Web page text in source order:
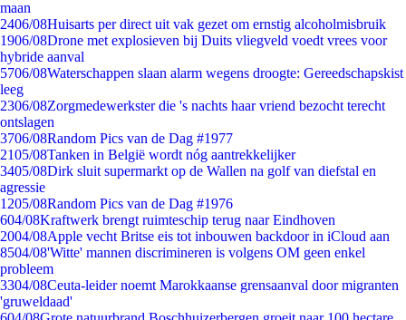
maan
2406/08Huisarts per direct uit vak gezet om ernstig alcoholmisbruik
1906/08Drone met explosieven bij Duits vliegveld voedt vrees voor
hybride aanval
5706/08Waterschappen slaan alarm wegens droogte: Gereedschapskist
leeg
2306/08Zorgmedewerkster die 's nachts haar vriend bezocht terecht
ontslagen
3706/08Random Pics van de Dag #1977
2105/08Tanken in België wordt nóg aantrekkelijker
3405/08Dirk sluit supermarkt op de Wallen na golf van diefstal en
agressie
1205/08Random Pics van de Dag #1976
604/08Kraftwerk brengt ruimteschip terug naar Eindhoven
2004/08Apple vecht Britse eis tot inbouwen backdoor in iCloud aan
8504/08'Witte' mannen discrimineren is volgens OM geen enkel
probleem
3304/08Ceuta-leider noemt Marokkaanse grensaanval door migranten
'gruweldaad'